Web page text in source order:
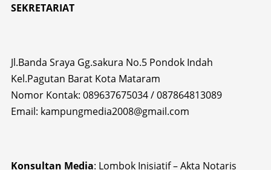
SEKRETARIAT
Jl.Banda Sraya Gg.sakura No.5 Pondok Indah
Kel.Pagutan Barat Kota Mataram
Nomor Kontak: 089637675034 / 087864813089
Email: kampungmedia2008@gmail.com
Konsultan Media: Lombok Inisiatif – Akta Notaris